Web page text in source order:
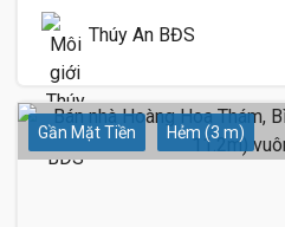
Thúy An BĐS
Gần Mặt Tiền Hẻm (3 m)